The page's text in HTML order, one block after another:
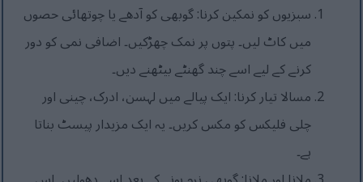
سبزیوں کو نمکین کرنا: گوبھی کو آدھے یا چوتھائی حصوں
میں کاٹ لیں۔ پتوں پر نمک چھڑکیں۔ اضافی نمی کو دور
کرنے کے لیے اسے چند گھنٹے بیٹھنے دیں۔
مسالا تیار کرنا: ایک پیالے میں لہسن، ادرک، چینی اور
چلی فلیکس کو مکس کریں۔ یہ ایک مزیدار پیسٹ بناتا
ہے۔